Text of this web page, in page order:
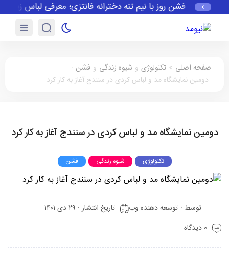
فشن روز با نیم تنه دخترانه فانتزی؛ معرفی لباس زیر
صفحه اصلی > تکنولوژی و شیوه زندگی و فشن :
دومین نمایشگاه مد و لباس کردی در سنندج آغاز به کار کرد
دومین نمایشگاه مد و لباس کردی در سنندج آغاز به کار کرد
تکنولوژی شیوه زندگی فشن
توسط : توسعه دهنده وب
تاریخ انتشار : ۲۹ دی ۱۴۰۱
0 دیدگاه